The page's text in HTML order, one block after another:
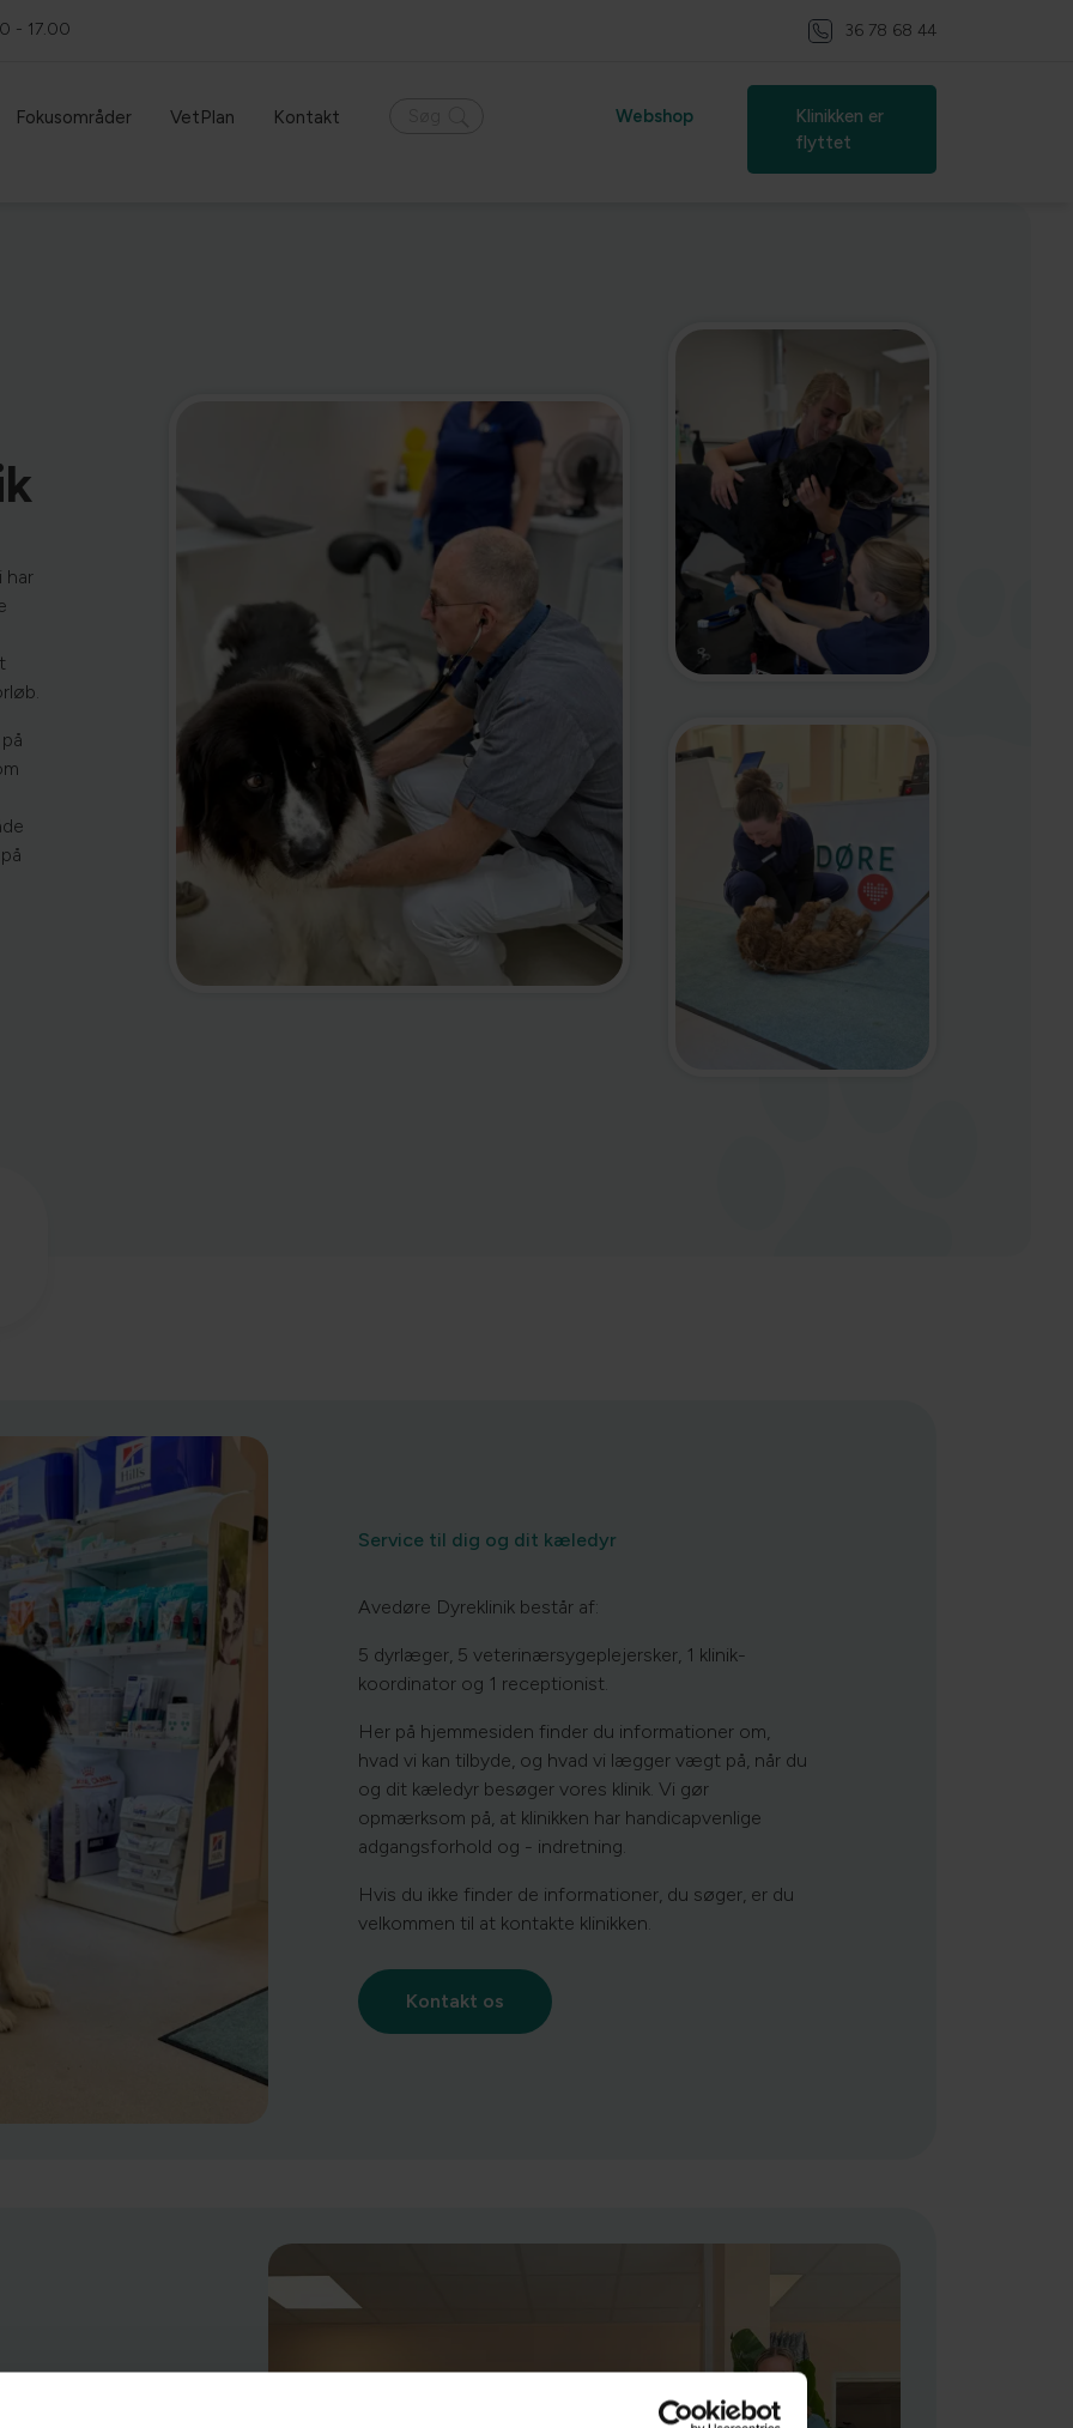
- 17.00 36 78 68 44
Fokusområder VetPlan Kontakt Webshop
Klinikken er
flyttet
har
Service til dig og dit kæledyr
Avedøre Dyreklinik består af:
5 dyrlæger, 5 veterinærsygeplejersker, 1 klinik-
koordinator og 1 receptionist.
Her på hjemmesiden finder du informationer om,
hvad vi kan tilbyde, og hvad vi lægger vægt på, når du
og dit kæledyr besøger vores klinik. Vi gør
opmærksom på, at klinikken har handicapvenlige
adgangsforhold og - indretning.
Hvis du ikke finder de informationer, du søger, er du
velkommen til at kontakte klinikken.
Kontakt os
større lokaler på